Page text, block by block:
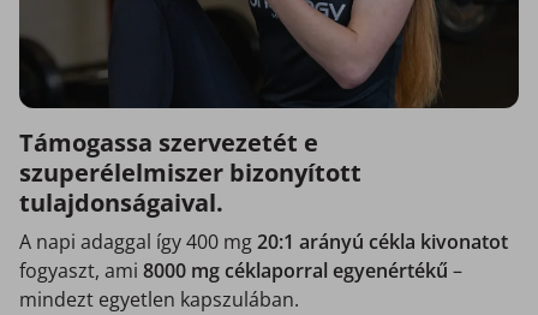
Támogassa szervezetét e
szuperélelmiszer bizonyított
tulajdonságaival.
A napi adaggal így 400 mg20:1 arányú cékla kivonatot
fogyaszt, ami 8000 mg céklaporral egyenértékű –
mindezt egyetlen kapszulában.